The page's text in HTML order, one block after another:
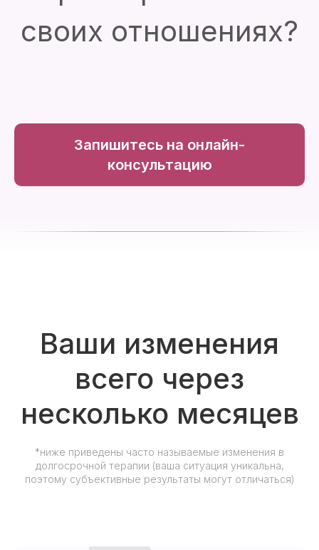
своих отношениях?
Запишитесь на онлайн-
консультацию
Ваши изменения
всего через
несколько месяцев
*ниже приведены часто называемые изменения в
долгосрочной терапии (ваша ситуация уникальна,
поэтому субъективные результаты могут отличаться)